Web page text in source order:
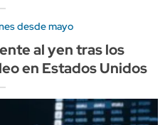
desde mayo
al yen tras los
en Estados Unidos